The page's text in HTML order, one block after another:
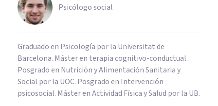
Psicólogo social
Graduado en Psicología por la Universitat de
Barcelona. Máster en terapia cognitivo-conductual.
Posgrado en Nutrición y Alimentación Sanitaria y
Social por la UOC. Posgrado en Intervención
psicosocial. Máster en Actividad Física y Salud por la UB.